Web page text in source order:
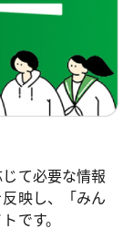
て必要な情報
映し、「みん
です。